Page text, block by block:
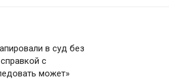
в суд без
с
может»